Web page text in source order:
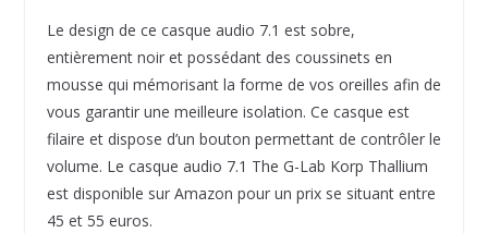
Le design de ce casque audio 7.1 est sobre,
entièrement noir et possédant des coussinets en
mousse qui mémorisant la forme de vos oreilles afin de
vous garantir une meilleure isolation. Ce casque est
filaire et dispose d’un bouton permettant de contrôler le
volume. Le casque audio 7.1 The G-Lab Korp Thallium
est disponible sur Amazon pour un prix se situant entre
45 et 55 euros.